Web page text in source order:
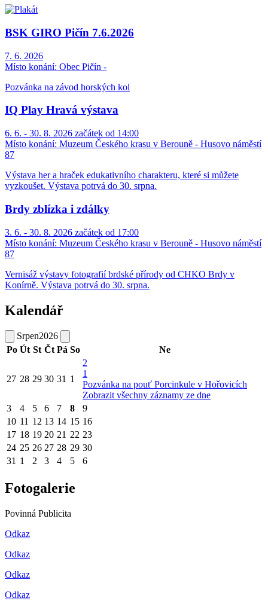
BSK GIRO Pičín 7.6.2026
7. 6. 2026
Místo konání: Obec Pičín -
Pozvánka na závod horských kol
IQ Play Hravá výstava
6. 6. - 30. 8. 2026 začátek od 14:00
Místo konání: Muzeum Českého krasu v Berouně - Husovo náměstí
87
Výstava her a hraček edukativního charakteru, které si můžete
vyzkoušet. Výstava potrvá do 30. srpna.
Brdy zblízka i zdálky
3. 6. - 30. 8. 2026 začátek od 17:00
Místo konání: Muzeum Českého krasu v Berouně - Husovo náměstí
87
Vernisáž výstavy fotografií brdské přírody od CHKO Brdy v
Konírně. Výstava potrvá do 30. srpna.
Kalendář
Srpen2026
Po Út St Čt Pá So Ne
27 28 29 30 31 1
2
1
Pozvánka na pouť Porcinkule v Hořovicích
Zobrazit všechny záznamy ze dne
3
4 5 6 7 8
9
10 11 12 13 14 15 16
17 18 19 20 21 22 23
24 25 26 27 28 29 30
31 1 2 3 4 5 6
Fotogalerie
Povinná Publicita
Odkaz
Odkaz
Odkaz
Odkaz